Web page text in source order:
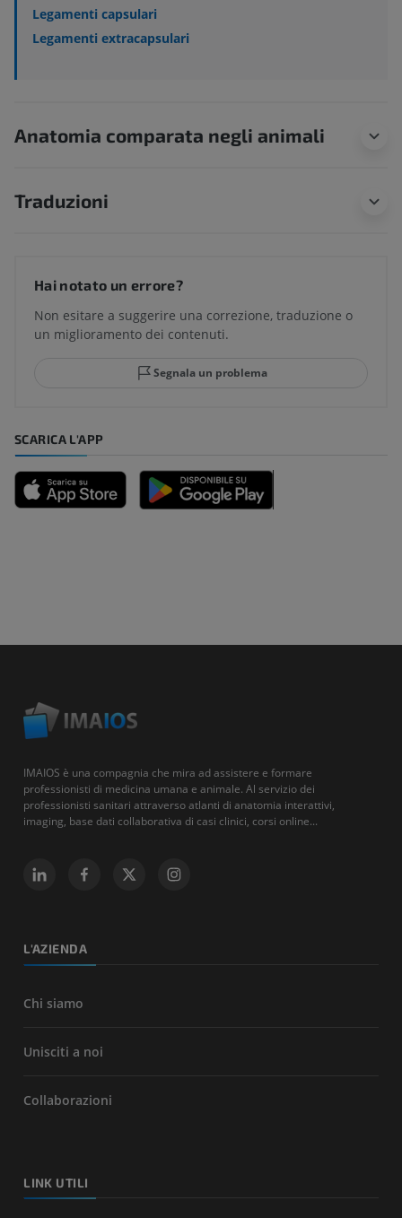
Legamenti capsulari
Legamenti extracapsulari
Anatomia comparata negli animali
Traduzioni
Hai notato un errore?
Non esitare a suggerire una correzione, traduzione o
un miglioramento dei contenuti.
Segnala un problema
SCARICA L'APP
IMAIOS è una compagnia che mira ad assistere e formare
professionisti di medicina umana e animale. Al servizio dei
professionisti sanitari attraverso atlanti di anatomia interattivi,
imaging, base dati collaborativa di casi clinici, corsi online...
L'AZIENDA
Chi siamo
Unisciti a noi
Collaborazioni
LINK UTILI